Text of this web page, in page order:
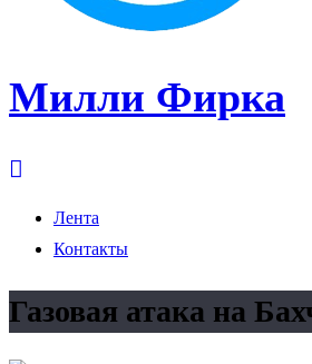
Милли Фирка
Лента
Контакты
Газовая атака на